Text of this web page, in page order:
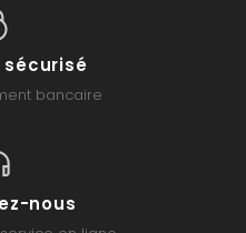
sécurisé
bancaire
nous